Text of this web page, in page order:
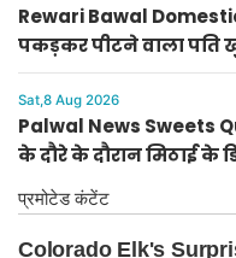
Rewari Bawal
पकड़कर पीटने वाला पति
केस दर्ज
Sat,8 Aug 2026
Palwal News Sweets
के दौरे के दौरान मिठाई के
ने दिए जांच के आदेश